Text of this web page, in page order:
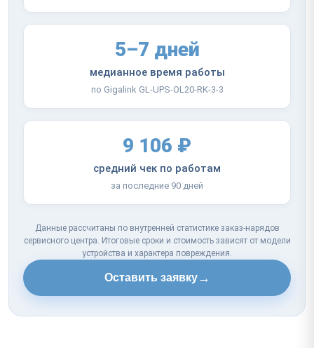
5–7 дней
медианное время работы
по Gigalink GL-UPS-OL20-RK-3-3
9 106 ₽
средний чек по работам
за последние 90 дней
Данные рассчитаны по внутренней статистике заказ-нарядов
сервисного центра. Итоговые сроки и стоимость зависят от модели
устройства и характера повреждения.
Оставить заявку→